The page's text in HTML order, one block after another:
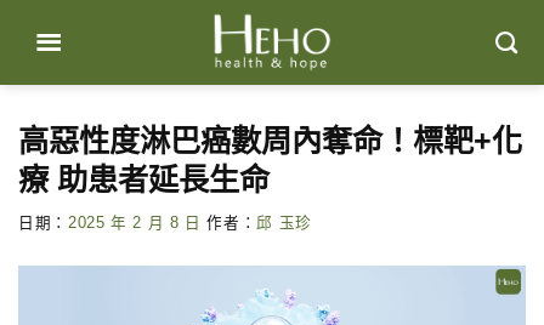
content
高惡性度淋巴癌數周內奪命！標靶+化
療 助患者延長生命
日期： 2025 年 2 月 8 日 作者： 邱 玉珍